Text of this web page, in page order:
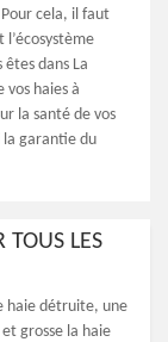
cela, il faut
l’écosystème
dans La
vos haies à
la santé de vos
la garantie du
TOUS LES
haie détruite, une
grosse la haie